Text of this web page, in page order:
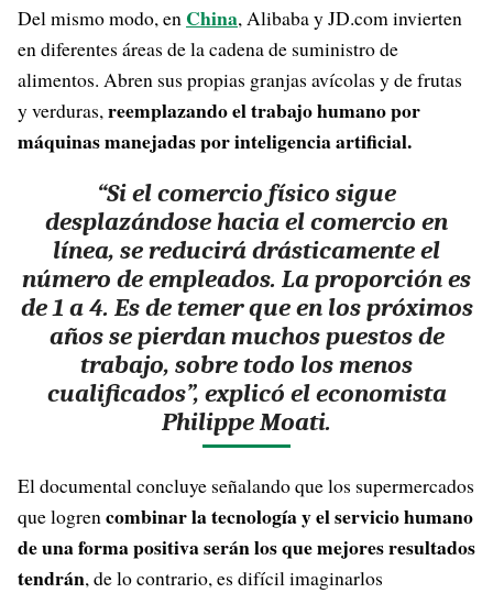
Del mismo modo, en China, Alibaba y JD.com invierten
en diferentes áreas de la cadena de suministro de
alimentos. Abren sus propias granjas avícolas y de frutas
y verduras, reemplazando el trabajo humano por
máquinas manejadas por inteligencia artificial.
“Si el comercio físico sigue
desplazándose hacia el comercio en
línea, se reducirá drásticamente el
número de empleados. La proporción es
de 1 a 4. Es de temer que en los próximos
años se pierdan muchos puestos de
trabajo, sobre todo los menos
cualificados”, explicó el economista
Philippe Moati.
El documental concluye señalando que los supermercados
que logren combinar la tecnología y el servicio humano
de una forma positiva serán los que mejores resultados
tendrán, de lo contrario, es difícil imaginarlos